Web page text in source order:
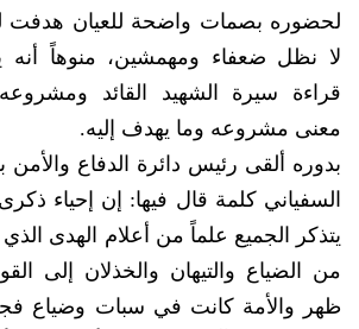
لحضوره بصمات واضحة للعيان هدفت
لا نظل ضعفاء ومهمشين، منوهاً
قراءة سيرة الشهيد القائد
معنى مشروعه وما يهدف إليه.
بدوره ألقى رئيس دائرة الدفاع والأمن
السفياني كلمة قال فيها: إن إحياء
يتذكر الجميع علماً من أعلام الهدى
من الضياع والتيهان والخذلان إلى
ظهر والأمة كانت في سبات وضياع